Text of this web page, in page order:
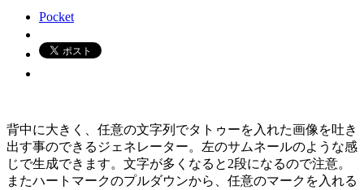
Pocket
背中に大きく、任意の文字列でタトゥーを入れた画像を吐き
出す事のできるジェネレーター。左のサムネールのような感
じで生成できます。文字が多くなると2段になるので注意。
またハートマークのプルダウンから、任意のマークを入れる